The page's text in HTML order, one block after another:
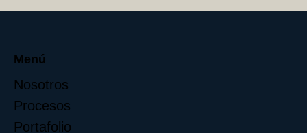
Menú
Nosotros
Procesos
Portafolio